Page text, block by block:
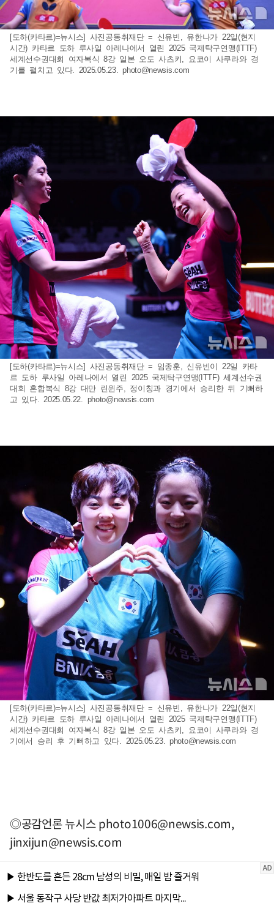
[도하(카타르)=뉴시스] 사진공동취재단 = 신유빈, 유한나가 22일(현지
시간) 카타르 도하 루사일 아레나에서 열린 2025 국제탁구연맹(ITTF)
세계선수권대회 여자복식 8강 일본 오도 사츠키, 요코이 사쿠라와 경
기를 펼치고 있다. 2025.05.23.photo@newsis.com
[도하(카타르)=뉴시스] 사진공동취재단 = 임종훈, 신유빈이 22일 카타
르 도하 루사일 아레나에서 열린 2025 국제탁구연맹(ITTF) 세계선수권
대회 혼합복식 8강 대만 린윈주, 정이칭과 경기에서 승리한 뒤 기뻐하
고 있다. 2025.05.22. photo@newsis.com
[도하(카타르)=뉴시스] 사진공동취재단 = 신유빈, 유한나가 22일(현지
시간) 카타르 도하 루사일 아레나에서 열린 2025 국제탁구연맹(ITTF)
세계선수권대회 여자복식 8강 일본 오도 사츠키, 요코이 사쿠라와 경
기에서 승리 후 기뻐하고 있다. 2025.05.23. photo@newsis.com
◎공감언론 뉴시스photo1006@newsis.com,
jinxijun@newsis.com